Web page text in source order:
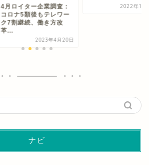
4月ロイター企業調査：
コロナ5類後もテレワー
ク7割継続、働き方改
革...
2023年4月20日
2022年11
ナビ